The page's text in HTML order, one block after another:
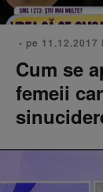
• pe 11.12.2017
Cum se
femeii